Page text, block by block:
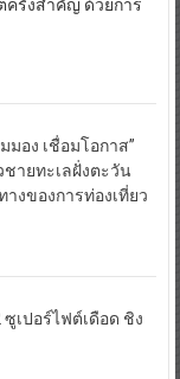
ครั้งสำคัญ ด้วยการ
มอง เชื่อมโอกาส”
ชายทะเลฝั่งตะวัน
งของการท่องเที่ยว
เปอร์ไฟต์เดือด ชิง